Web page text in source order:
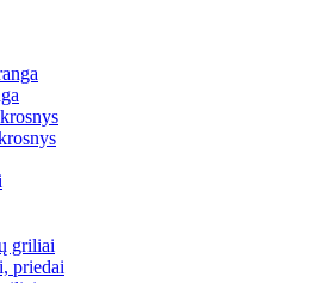
griliai
priedai